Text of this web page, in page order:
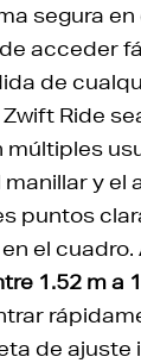
segura
acceder
de
Ride
manillar y el
puntos
el cuadro.
1.52 m a
de ajuste